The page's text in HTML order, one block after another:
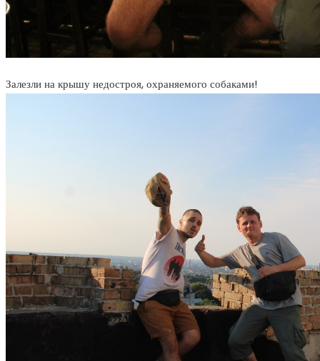
Залезли на крышу недостроя, охраняемого собаками!